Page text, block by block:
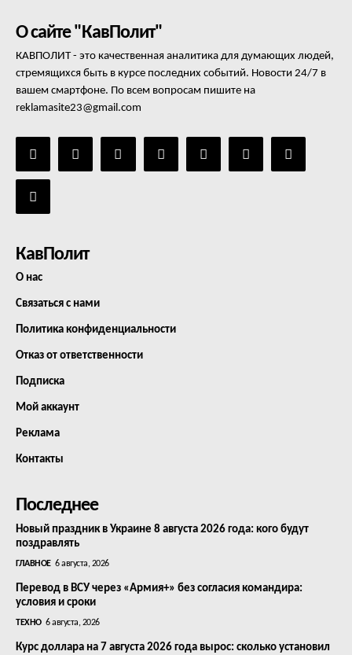
О сайте "КавПолит"
КАВПОЛИТ - это качественная аналитика для думающих людей,
стремящихся быть в курсе последних событий. Новости 24/7 в
вашем смартфоне. По всем вопросам пишите на
reklamasite23@gmail.com
КавПолит
О нас
Связаться с нами
Политика конфиденциальности
Отказ от ответственности
Подписка
Мой аккаунт
Реклама
Контакты
Последнее
Новый праздник в Украине 8 августа 2026 года: кого будут
поздравлять
ГЛАВНОЕ 6 августа, 2026
Перевод в ВСУ через «Армия+» без согласия командира:
условия и сроки
ТЕХНО 6 августа, 2026
Курс доллара на 7 августа 2026 года вырос: сколько установил